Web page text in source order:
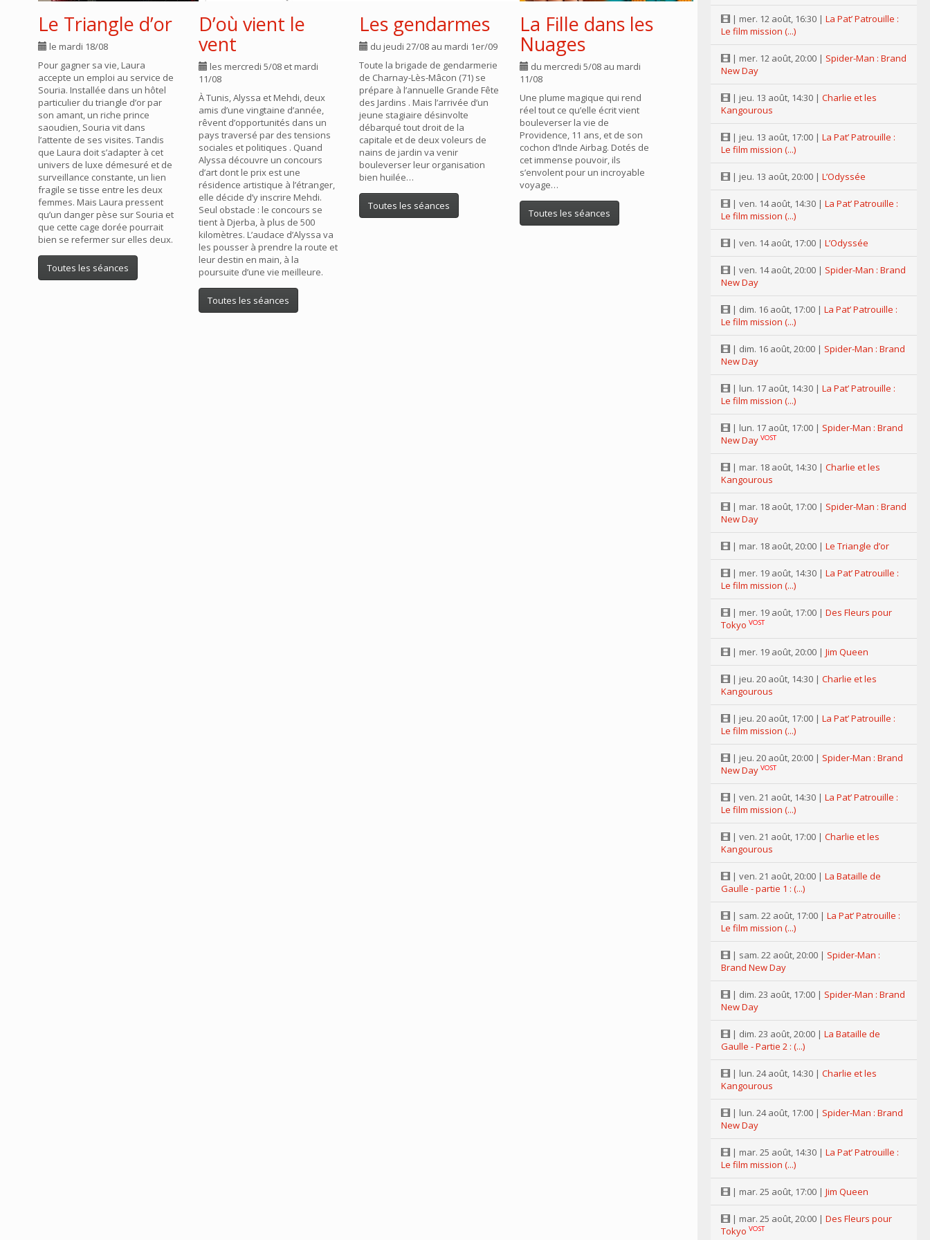
Le Triangle d’or
le mardi 18/08
Pour gagner sa vie, Laura
accepte un emploi au service de
Souria. Installée dans un hôtel
particulier du triangle d’or par
son amant, un riche prince
saoudien, Souria vit dans
l’attente de ses visites. Tandis
que Laura doit s’adapter à cet
univers de luxe démesuré et de
surveillance constante, un lien
fragile se tisse entre les deux
femmes. Mais Laura pressent
qu’un danger pèse sur Souria et
que cette cage dorée pourrait
bien se refermer sur elles deux.
Toutes les séances
D’où vient le
vent
les mercredi 5/08 et mardi
11/08
À Tunis, Alyssa et Mehdi, deux
amis d’une vingtaine d’année,
rêvent d’opportunités dans un
pays traversé par des tensions
sociales et politiques . Quand
Alyssa découvre un concours
d’art dont le prix est une
résidence artistique à l’étranger,
elle décide d’y inscrire Mehdi.
Seul obstacle : le concours se
tient à Djerba, à plus de 500
kilomètres. L’audace d’Alyssa va
les pousser à prendre la route et
leur destin en main, à la
poursuite d’une vie meilleure.
Toutes les séances
Les gendarmes
du jeudi 27/08 au mardi 1er/09
Toute la brigade de gendarmerie
de Charnay-Lès-Mâcon (71) se
prépare à l’annuelle Grande Fête
des Jardins . Mais l’arrivée d’un
jeune stagiaire désinvolte
débarqué tout droit de la
capitale et de deux voleurs de
nains de jardin va venir
bouleverser leur organisation
bien huilée…
Toutes les séances
La Fille dans les
Nuages
du mercredi 5/08 au mardi
11/08
Une plume magique qui rend
réel tout ce qu’elle écrit vient
bouleverser la vie de
Providence, 11 ans, et de son
cochon d’Inde Airbag. Dotés de
cet immense pouvoir, ils
s’envolent pour un incroyable
voyage…
Toutes les séances
| mer. 12 août, 16:30 | La Pat’ Patrouille :
Le film mission (...)
| mer. 12 août, 20:00 | Spider-Man : Brand
New Day
| jeu. 13 août, 14:30 | Charlie et les
Kangourous
| jeu. 13 août, 17:00 | La Pat’ Patrouille :
Le film mission (...)
| jeu. 13 août, 20:00 | L’Odyssée
| ven. 14 août, 14:30 | La Pat’ Patrouille :
Le film mission (...)
| ven. 14 août, 17:00 | L’Odyssée
| ven. 14 août, 20:00 | Spider-Man : Brand
New Day
| dim. 16 août, 17:00 | La Pat’ Patrouille :
Le film mission (...)
| dim. 16 août, 20:00 | Spider-Man : Brand
New Day
| lun. 17 août, 14:30 | La Pat’ Patrouille :
Le film mission (...)
| lun. 17 août, 17:00 | Spider-Man : Brand
New Day VOST
| mar. 18 août, 14:30 | Charlie et les
Kangourous
| mar. 18 août, 17:00 | Spider-Man : Brand
New Day
| mar. 18 août, 20:00 | Le Triangle d’or
| mer. 19 août, 14:30 | La Pat’ Patrouille :
Le film mission (...)
| mer. 19 août, 17:00 | Des Fleurs pour
Tokyo VOST
| mer. 19 août, 20:00 | Jim Queen
| jeu. 20 août, 14:30 | Charlie et les
Kangourous
| jeu. 20 août, 17:00 | La Pat’ Patrouille :
Le film mission (...)
| jeu. 20 août, 20:00 | Spider-Man : Brand
New Day VOST
| ven. 21 août, 14:30 | La Pat’ Patrouille :
Le film mission (...)
| ven. 21 août, 17:00 | Charlie et les
Kangourous
| ven. 21 août, 20:00 | La Bataille de
Gaulle - partie 1 : (...)
| sam. 22 août, 17:00 | La Pat’ Patrouille :
Le film mission (...)
| sam. 22 août, 20:00 | Spider-Man :
Brand New Day
| dim. 23 août, 17:00 | Spider-Man : Brand
New Day
| dim. 23 août, 20:00 | La Bataille de
Gaulle - Partie 2 : (...)
| lun. 24 août, 14:30 | Charlie et les
Kangourous
| lun. 24 août, 17:00 | Spider-Man : Brand
New Day
| mar. 25 août, 14:30 | La Pat’ Patrouille :
Le film mission (...)
| mar. 25 août, 17:00 | Jim Queen
| mar. 25 août, 20:00 | Des Fleurs pour
Tokyo VOST